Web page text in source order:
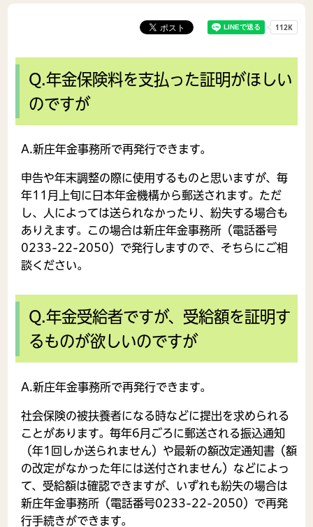
Q.年金保険料を支払った証明がほしい
のですが
A.新庄年金事務所で再発行できます。
申告や年末調整の際に使用するものと思いますが、毎
年11月上旬に日本年金機構から郵送されます。ただ
し、人によっては送られなかったり、紛失する場合も
ありえます。この場合は新庄年金事務所（電話番号
0233-22-2050）で発行しますので、そちらにご相
談ください。
Q.年金受給者ですが、受給額を証明す
るものが欲しいのですが
A.新庄年金事務所で再発行できます。
社会保険の被扶養者になる時などに提出を求められる
ことがあります。毎年6月ごろに郵送される振込通知
（年1回しか送られません）や最新の額改定通知書（額
の改定がなかった年には送付されません）などによっ
て、受給額は確認できますが、いずれも紛失の場合は
新庄年金事務所（電話番号0233-22-2050）で再発
行手続きができます。